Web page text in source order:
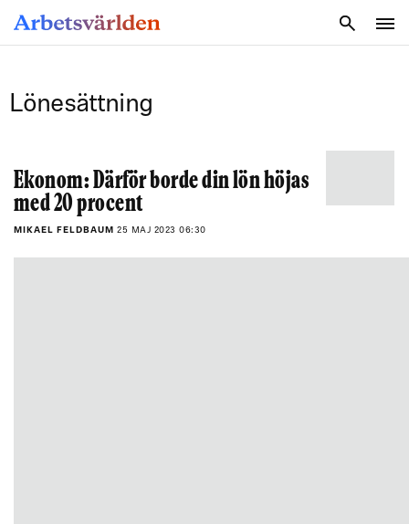
Lönesättning
Ekonom: Därför borde din lön höjas
med 20 procent
MIKAEL FELDBAUM 25 MAJ 2023 06:30